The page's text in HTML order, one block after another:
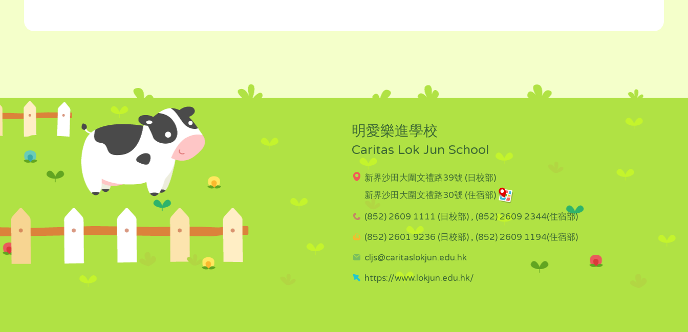
明愛樂進學校
Caritas Lok Jun School
新界沙田大圍文禮路39號 (日校部)
新界沙田大圍文禮路30號 (住宿部)
(852) 2609 1111 (日校部) , (852) 2609 2344(住宿部)
(852) 2601 9236 (日校部) , (852) 2609 1194(住宿部)
cljs@caritaslokjun.edu.hk
https://www.lokjun.edu.hk/